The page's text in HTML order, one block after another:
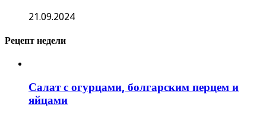
21.09.2024
Рецепт недели
Салат с огурцами, болгарским перцем и
яйцами